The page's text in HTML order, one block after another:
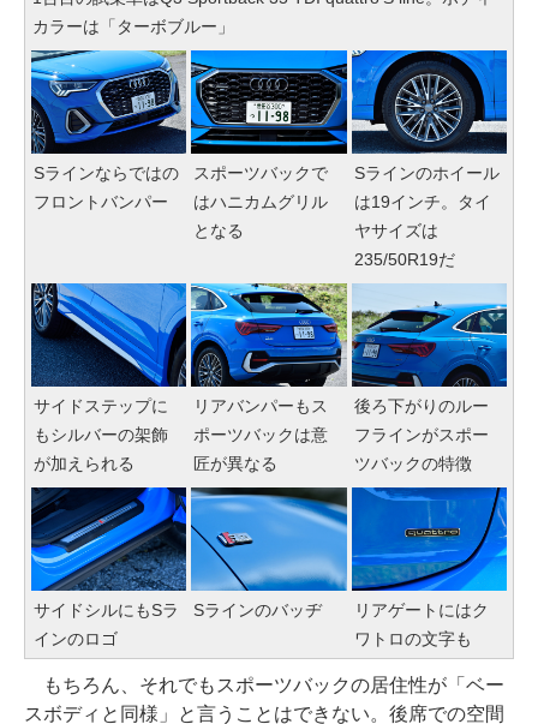
カラーは「ターボブルー」
Sラインならではの
フロントバンパー
スポーツバックで
はハニカムグリル
となる
Sラインのホイール
は19インチ。タイ
ヤサイズは
235/50R19だ
サイドステップに
もシルバーの架飾
が加えられる
リアバンパーもス
ポーツバックは意
匠が異なる
後ろ下がりのルー
フラインがスポー
ツバックの特徴
サイドシルにもSラ
インのロゴ
Sラインのバッヂ
リアゲートにはク
ワトロの文字も
もちろん、それでもスポーツバックの居住性が「ベー
スボディと同様」と言うことはできない。後席での空間